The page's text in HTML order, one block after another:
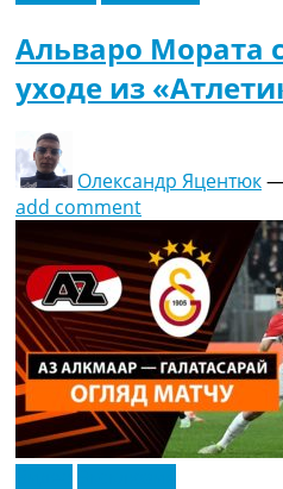
Альваро Мората
уходе из
Олександр Яцентюк
add comment